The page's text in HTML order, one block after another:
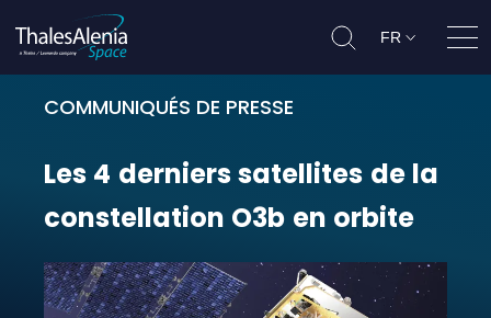
FR
COMMUNIQUÉS DE PRESSE
Les 4 derniers satellites de la
Les 4 dernierssatellites de la
constellation O3b en orbite